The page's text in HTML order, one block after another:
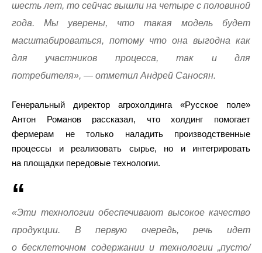
шесть лет, то сейчас вышли на четыре с половиной
года. Мы уверены, что такая модель будет
масштабироваться, потому что она выгодна как
для участников процесса, так и для
потребителя», — отметил Андрей Саносян.
Генеральный директор агрохолдинга «Русское поле»
Антон Романов рассказал, что холдинг помогает
фермерам не только наладить производственные
процессы и реализовать сырье, но и интегрировать
на площадки передовые технологии.
«Эти технологии обеспечивают высокое качество
продукции. В первую очередь, речь идет
о бесклеточном содержании и технологии „пусто/